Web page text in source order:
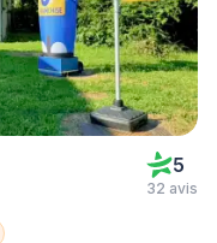
5
32 avis